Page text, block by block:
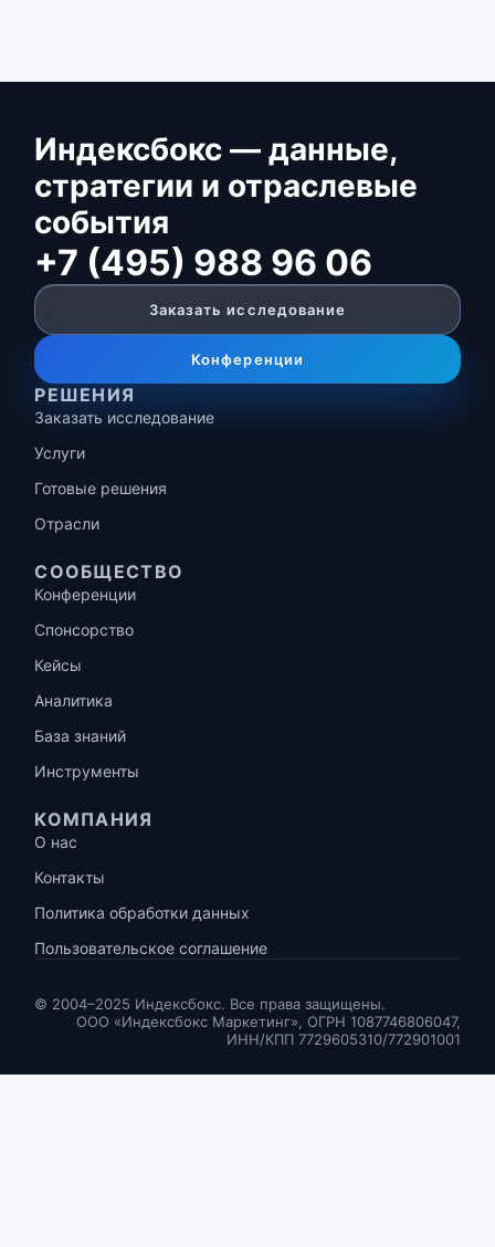
Индексбокс — данные,
стратегии и отраслевые
события
+7 (495) 988 96 06
Заказать исследование
Конференции
РЕШЕНИЯ
Заказать исследование
Услуги
Готовые решения
Отрасли
СООБЩЕСТВО
Конференции
Спонсорство
Кейсы
Аналитика
База знаний
Инструменты
КОМПАНИЯ
О нас
Контакты
Политика обработки данных
Пользовательское соглашение
© 2004–2025 Индексбокс. Все права защищены.
ООО «Индексбокс Маркетинг», ОГРН 1087746806047,
ИНН/КПП 7729605310/772901001